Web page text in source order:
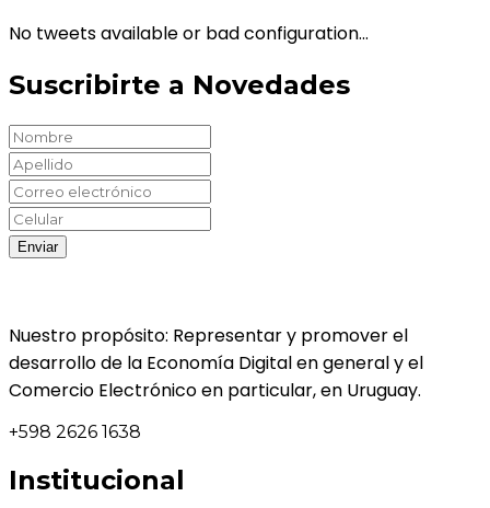
No tweets available or bad configuration...
Suscribirte a Novedades
Nuestro propósito: Representar y promover el
desarrollo de la Economía Digital en general y el
Comercio Electrónico en particular, en Uruguay.
+598 2626 1638
Institucional